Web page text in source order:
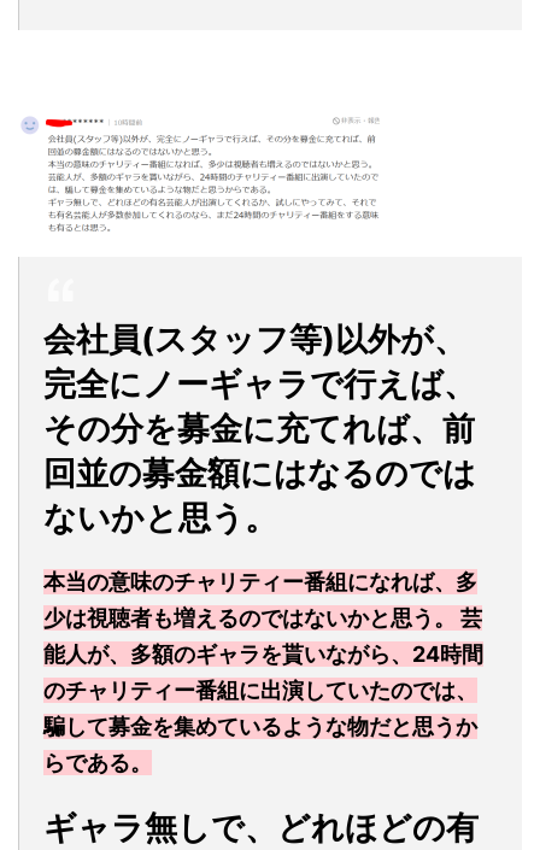
会社員(スタッフ等)以外が、
完全にノーギャラで行えば、
その分を募金に充てれば、前
回並の募金額にはなるのでは
ないかと思う。
本当の意味のチャリティー番組になれば、多
少は視聴者も増えるのではないかと思う。 芸
能人が、多額のギャラを貰いながら、24時間
のチャリティー番組に出演していたのでは、
騙して募金を集めているような物だと思うか
らである。
ギャラ無しで、どれほどの有